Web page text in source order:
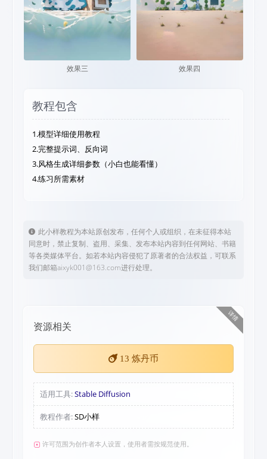
效果三 效果四
教程包含
1.模型详细使用教程
2.完整提示词、反向词
3.风格生成详细参数（小白也能看懂）
4.练习所需素材
此小样教程为本站原创发布，任何个人或组织，在未征得本站
同意时，禁止复制、盗用、采集、发布本站内容到任何网站、书籍
等各类媒体平台。如若本站内容侵犯了原著者的合法权益，可联系
我们邮箱aixyk001@163.com进行处理。
详情
资源相关
13 炼丹币
适用工具:Stable Diffusion
教程作者:SD小样
许可范围为创作者本人设置，使用者需按规范使用。